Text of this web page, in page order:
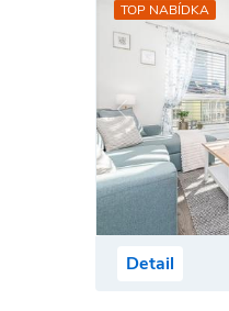
TOP NABÍDKA
Detail